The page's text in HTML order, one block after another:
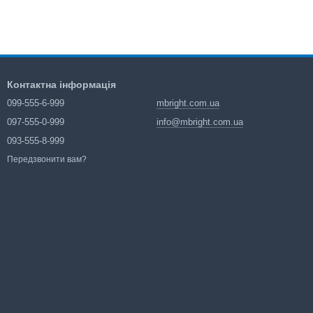
Контактна інформація
099-555-6-999
097-555-0-999
093-555-8-999
Передзвонити вам?
mbright.com.ua
info@mbright.com.ua